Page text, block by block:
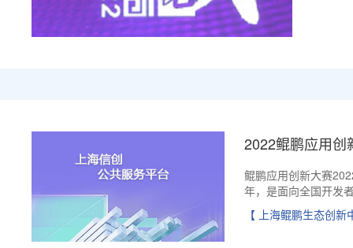
2022鲲鹏应用创
鲲鹏应用创新大赛
年，是面向全国开发
【 上海鲲鹏生态创新